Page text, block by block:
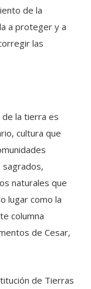
de la
a proteger y a
las
de la tierra es
cultura que
naturales que
lugar como la
columna
de Cesar,
de Tierras